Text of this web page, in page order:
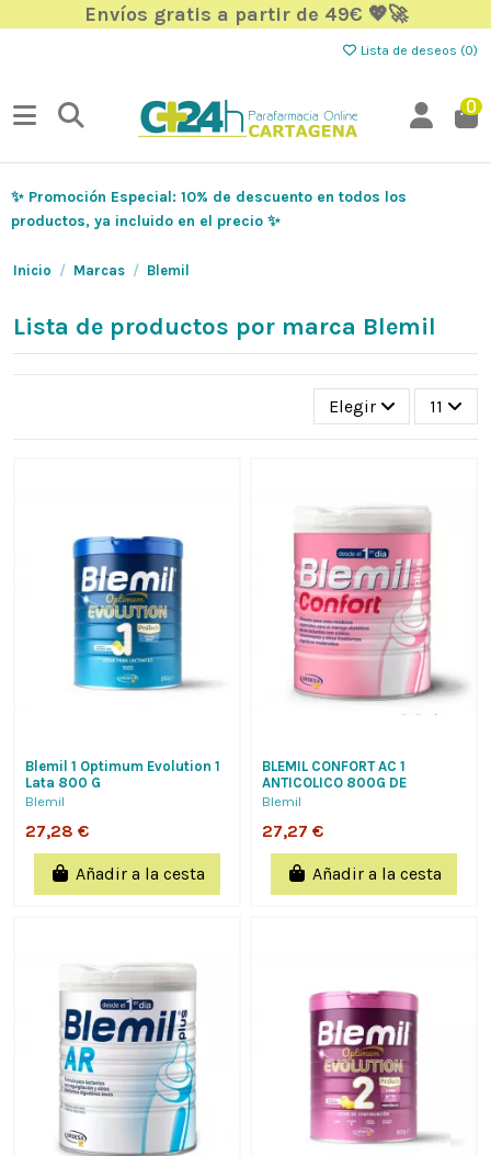
Envíos gratis a partir de 49€ 💖🚀
Lista de deseos (0)
0
✨ Promoción Especial: 10% de descuento en todos los
productos, ya incluido en el precio ✨
Inicio Marcas Blemil
Lista de productos por marca Blemil
Elegir 11
Blemil 1 Optimum Evolution 1
Lata 800 G
Blemil
27,28 €
Añadir a la cesta
BLEMIL CONFORT AC 1
ANTICOLICO 800G DE
LABORATORIOS ORDESA S.L.
Blemil
27,27 €
Añadir a la cesta